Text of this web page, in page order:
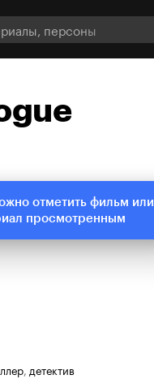
, детектив
отметить фильм или
просмотренным